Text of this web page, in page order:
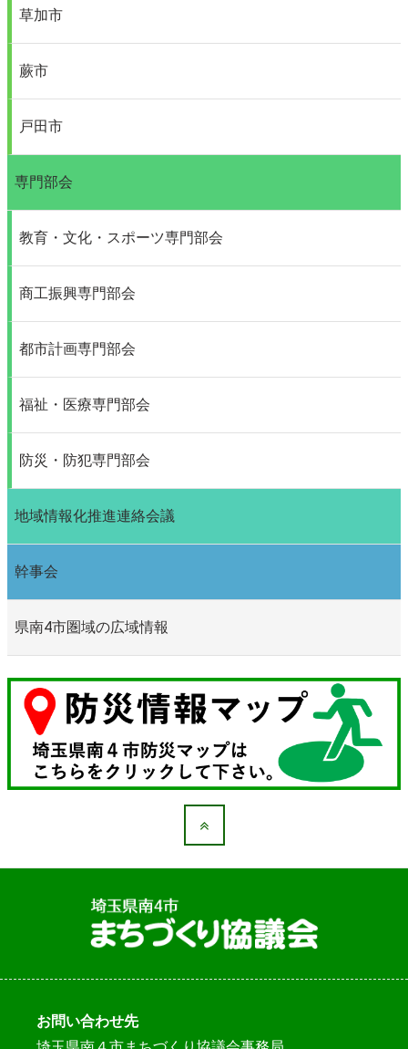
草加市
蕨市
戸田市
専門部会
教育・文化・スポーツ専門部会
商工振興専門部会
都市計画専門部会
福祉・医療専門部会
防災・防犯専門部会
地域情報化推進連絡会議
幹事会
県南4市圏域の広域情報
お問い合わせ先